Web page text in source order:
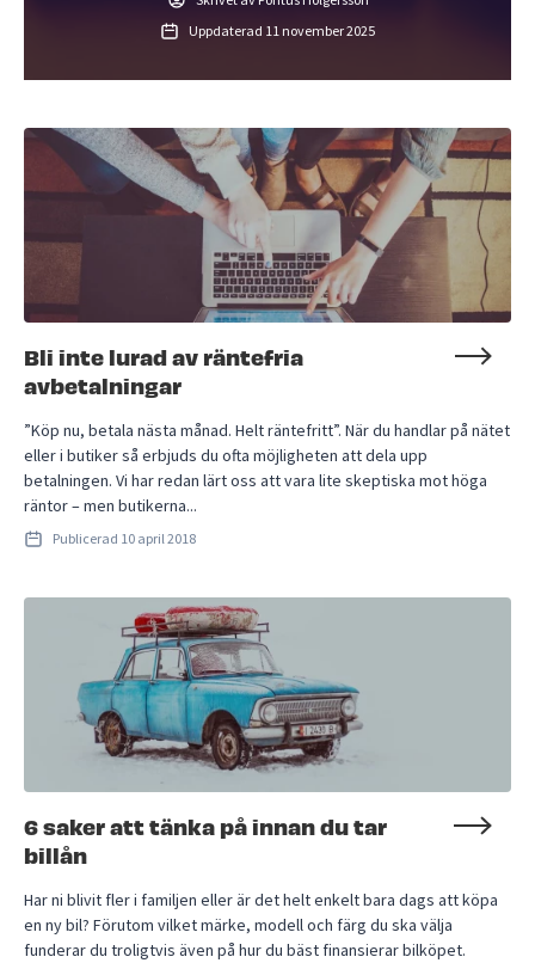
Uppdaterad 11 november 2025
Bli inte lurad av räntefria
avbetalningar
”Köp nu, betala nästa månad. Helt räntefritt”. När du handlar på nätet
eller i butiker så erbjuds du ofta möjligheten att dela upp
betalningen. Vi har redan lärt oss att vara lite skeptiska mot höga
räntor – men butikerna...
Publicerad 10 april 2018
6 saker att tänka på innan du tar
billån
Har ni blivit fler i familjen eller är det helt enkelt bara dags att köpa
en ny bil? Förutom vilket märke, modell och färg du ska välja
funderar du troligtvis även på hur du bäst finansierar bilköpet.